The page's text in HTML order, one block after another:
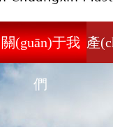
關(guān)于我
們
產